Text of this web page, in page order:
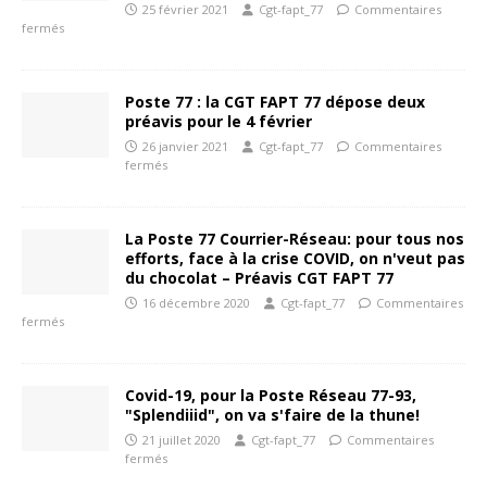
25 février 2021 Cgt-fapt_77
Commentaires
fermés
Poste 77 : la CGT FAPT 77 dépose deux
préavis pour le 4 février
26 janvier 2021 Cgt-fapt_77
Commentaires
fermés
La Poste 77 Courrier-Réseau: pour tous nos
efforts, face à la crise COVID, on n'veut pas
du chocolat – Préavis CGT FAPT 77
16 décembre 2020 Cgt-fapt_77
Commentaires
fermés
Covid-19, pour la Poste Réseau 77-93,
"Splendiiid", on va s'faire de la thune!
21 juillet 2020 Cgt-fapt_77
Commentaires
fermés